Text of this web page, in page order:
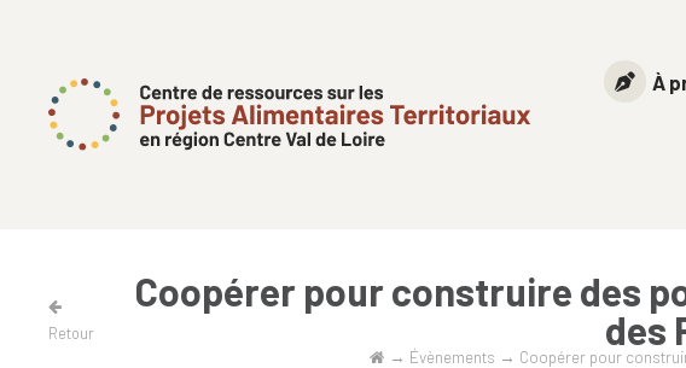
À
Retour
Coopérer pour construire des
des
→ Évènements → Coopérer pour